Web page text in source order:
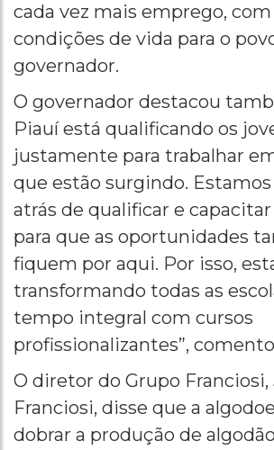
cada vez mais emprego,
condições de vida para o
governador.
O governador destacou
Piauí está qualificando os
justamente para trabalhar
que estão surgindo.
atrás de qualificar e capacitar
para que as oportunidades
fiquem por aqui. Por isso,
transformando todas as
tempo integral com cursos
profissionalizantes”,
O diretor do Grupo
Franciosi, disse que a
dobrar a produção de